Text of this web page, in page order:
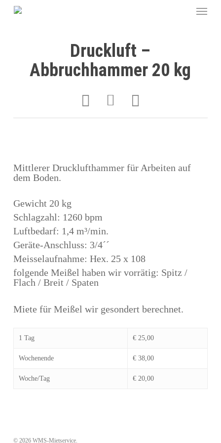
Druckluft –
Abbruchhammer 20 kg
Mittlerer Drucklufthammer für Arbeiten auf
dem Boden.
Gewicht 20 kg
Schlagzahl: 1260 bpm
Luftbedarf: 1,4 m³/min.
Geräte-Anschluss: 3/4´´
Meisselaufnahme: Hex. 25 x 108
folgende Meißel haben wir vorrätig: Spitz /
Flach / Breit / Spaten
Miete für Meißel wir gesondert berechnet.
1 Tag € 25,00
Wochenende € 38,00
Woche/Tag € 20,00
© 2026 WMS-Mietservice.